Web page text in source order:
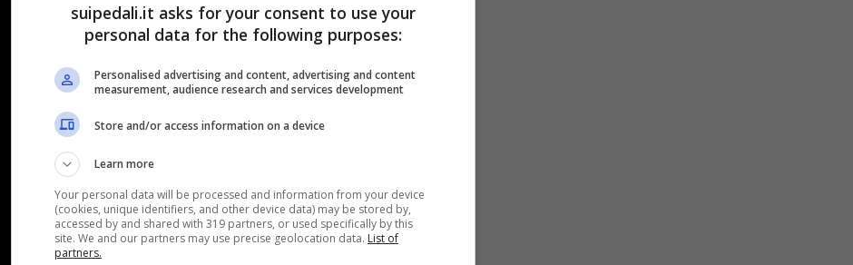
suipedali.it asks for your consent to use your
personal data for the following purposes:
Personalised advertising and content, advertising and content
measurement, audience research and services development
Store and/or access information on a device
Learn more
Your personal data will be processed and information from your device
(cookies, unique identifiers, and other device data) may be stored by,
accessed by and shared with 319 partners, or used specifically by this
site. We and our partners may use precise geolocation data. List of
partners.